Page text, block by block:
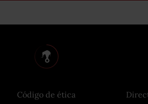
Código de ética